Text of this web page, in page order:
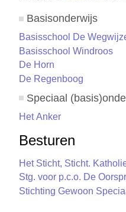
Basisonderwijs
Basisschool De
Basisschool Windroos
De Horn
De Regenboog
Speciaal
Het Anker
Besturen
Het Sticht, Sticht.
Stg. voor p.c.o. De
Stichting Gewoon